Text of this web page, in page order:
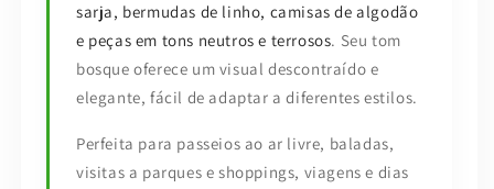
sarja, bermudas de linho, camisas de algodão
e peças em tons neutros e terrosos. Seu tom
bosque oferece um visual descontraído e
elegante, fácil de adaptar a diferentes estilos.
Perfeita para passeios ao ar livre, baladas,
visitas a parques e shoppings, viagens e dias